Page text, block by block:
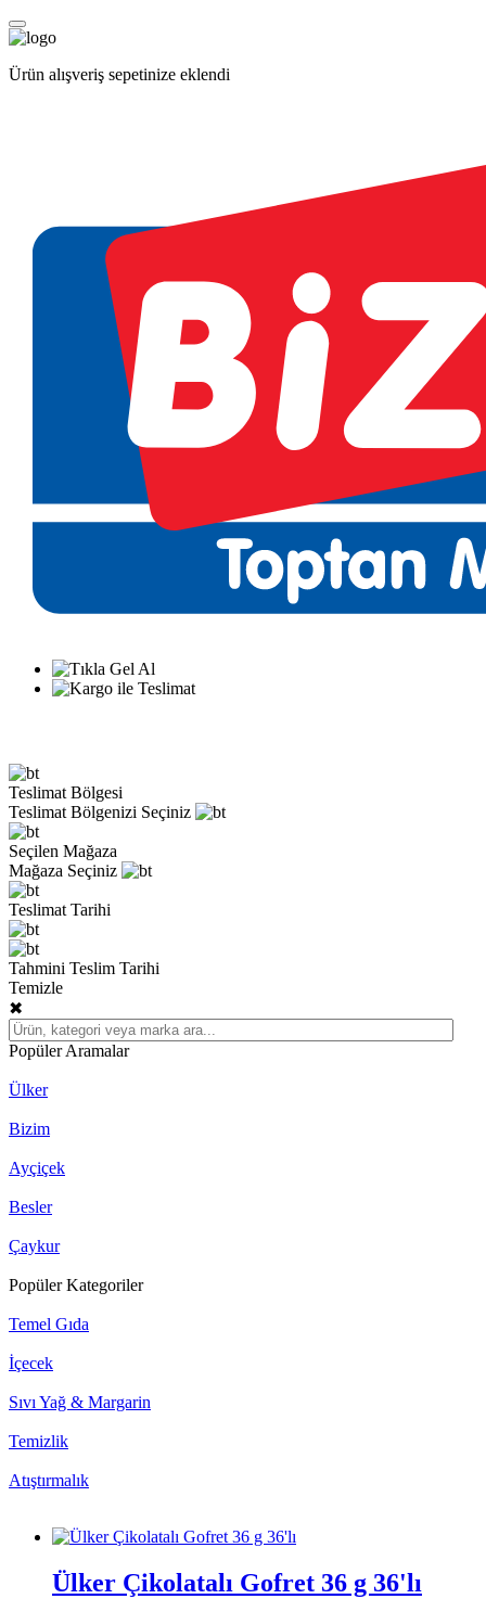
Ürün alışveriş sepetinize eklendi
Teslimat Bölgesi
Teslimat Bölgenizi Seçiniz
Seçilen Mağaza
Mağaza Seçiniz
Teslimat Tarihi
Tahmini Teslim Tarihi
Temizle
✖
Popüler Aramalar
Ülker
Bizim
Ayçiçek
Besler
Çaykur
Popüler Kategoriler
Temel Gıda
İçecek
Sıvı Yağ & Margarin
Temizlik
Atıştırmalık
Ülker Çikolatalı Gofret 36 g 36'lı